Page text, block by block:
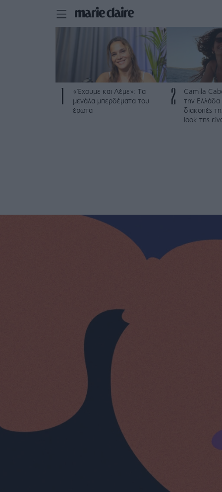
«Έχουμε και Λέμε»: Τα
μεγάλα μπερδέματα του
έρωτα
2
Camila
την Ελλάδα
διακοπές
look της